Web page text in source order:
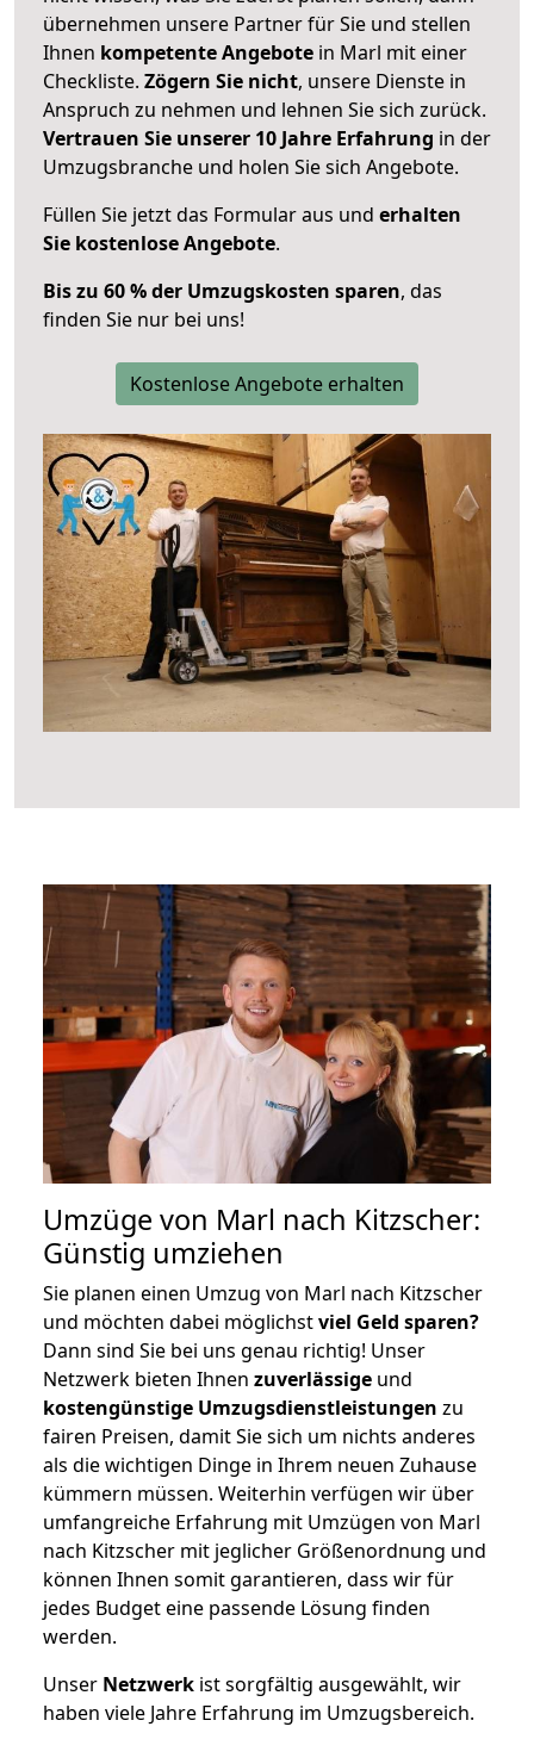
übernehmen unsere Partner für Sie und stellen
Ihnen kompetente Angebote in Marl mit einer
Checkliste. Zögern Sie nicht, unsere Dienste in
Anspruch zu nehmen und lehnen Sie sich zurück.
Vertrauen Sie unserer 10 Jahre Erfahrung in der
Umzugsbranche und holen Sie sich Angebote.
Füllen Sie jetzt das Formular aus und erhalten
Sie kostenlose Angebote.
Bis zu 60 % der Umzugskosten sparen, das
finden Sie nur bei uns!
Kostenlose Angebote erhalten
Umzüge von Marl nach Kitzscher:
Günstig umziehen
Sie planen einen Umzug von Marl nach Kitzscher
und möchten dabei möglichstviel Geld sparen?
Dann sind Sie bei uns genau richtig! Unser
Netzwerk bieten Ihnen zuverlässige und
kostengünstige Umzugsdienstleistungen zu
fairen Preisen, damit Sie sich um nichts anderes
als die wichtigen Dinge in Ihrem neuen Zuhause
kümmern müssen. Weiterhin verfügen wir über
umfangreiche Erfahrung mit Umzügen von Marl
nach Kitzscher mit jeglicher Größenordnung und
können Ihnen somit garantieren, dass wir für
jedes Budget eine passende Lösung finden
werden.
Unser Netzwerk ist sorgfältig ausgewählt, wir
haben viele Jahre Erfahrung im Umzugsbereich.